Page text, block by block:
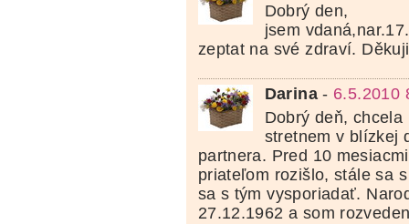
Dobrý den,
jsem
zeptat na své zdraví.
Darina- 6.5.2010
Dobrý deň,
stretnem v blízkej
partnera. Pred 10
priateľom rozišlo, stále sa
sa s tým vysporiadať.
27.12.1962 a som